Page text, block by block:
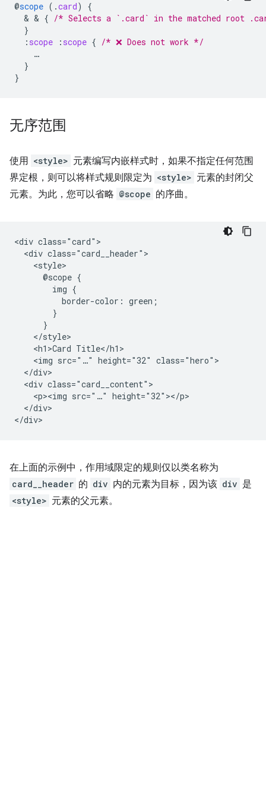
@scope ( .card)
{
  & &
{ /* Selects a `.card` in the matched root
}
: scope : scope { /* ❌ Does not work */
…
}
}
无序范围
使用 <style> 元素编写内嵌样式时，如果不指定任何范围
界定根，则可以将样式规则限定为 <style> 元素的封闭父
元素。为此，您可以省略 @scope 的序曲。
<div class="card">
  <div class="card__header">
    <style>
      @scope {
        img {
          border-color: green;
        }
      }
    </style>
    <h1>Card Title</h1>
    <img src="…" height="32" class="hero">
  </div>
  <div class="card__content">
    <p><img src="…" height="32"></p>
  </div>
在上面的示例中，作用域限定的规则仅以类名称为
card__header 的 div 内的元素为目标，因为该 div 是
<style> 元素的父元素。